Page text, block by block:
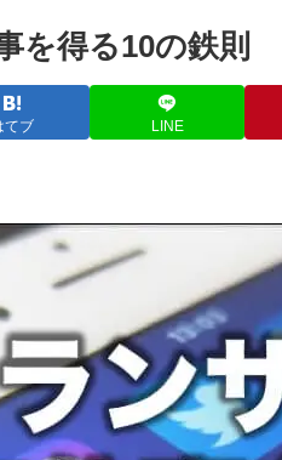
を得る10の鉄則
てブ LINE